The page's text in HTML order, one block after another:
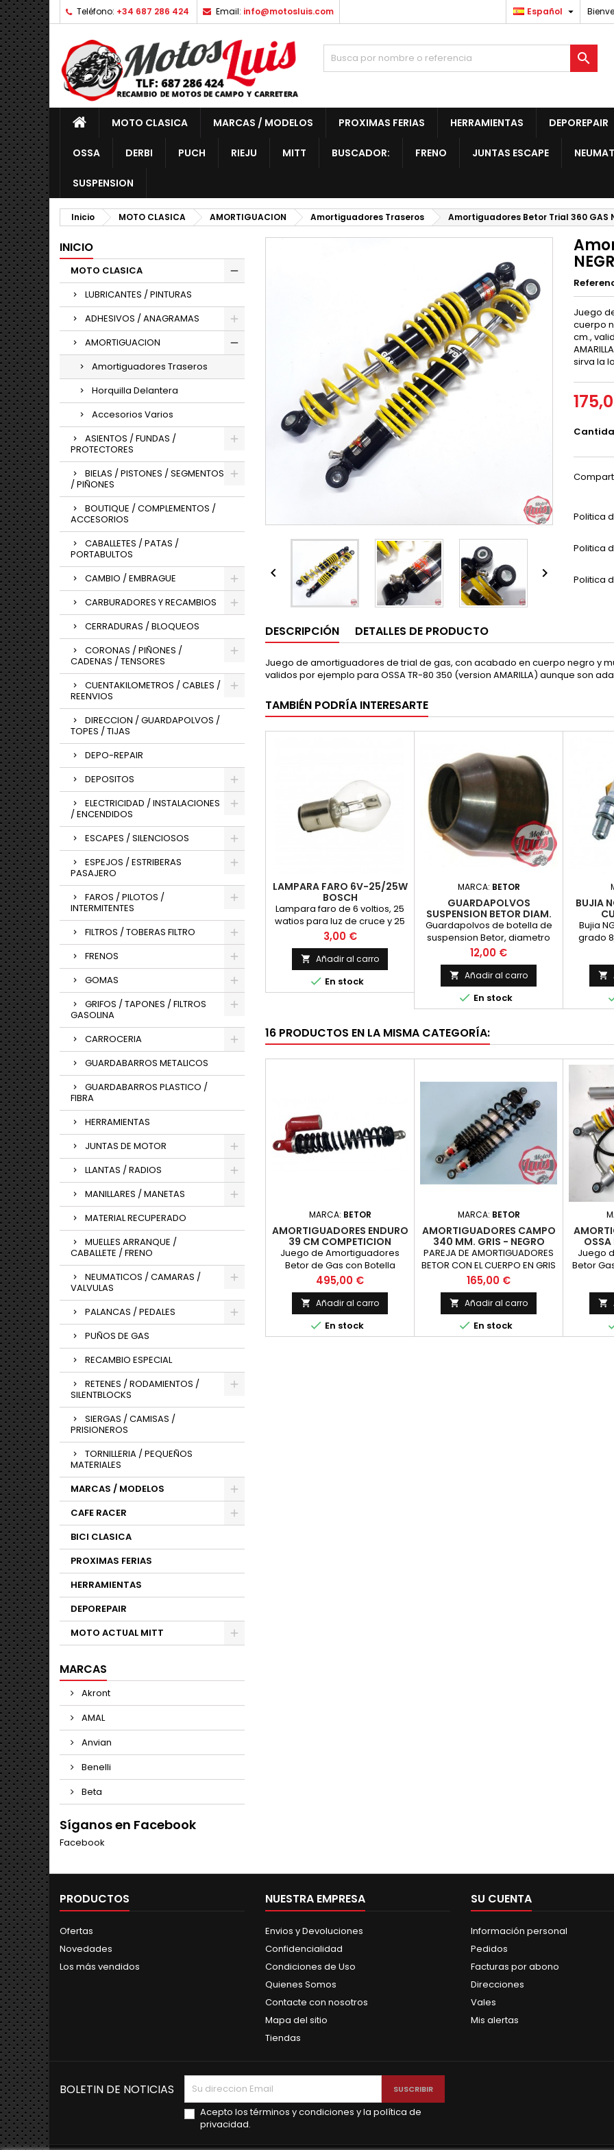
Teléfono: +34 687 286 424 Email: info@motosluis.com Español 

MOTO CLASICA MARCAS / MODELOS PROXIMAS FERIAS HERRAMIENTAS DEPOREPAIR
OSSA DERBI PUCH RIEJU MITT BUSCADOR: FRENO JUNTAS ESCAPE
SUSPENSION
Inicio MOTO CLASICA AMORTIGUACION Amortiguadores Traseros Amortiguadores Betor Trial 360 GAS
INICIO
MOTO CLASICA
LUBRICANTES / PINTURAS
ADHESIVOS / ANAGRAMAS
AMORTIGUACION
Amortiguadores Traseros
Horquilla Delantera
Accesorios Varios
ASIENTOS / FUNDAS /
PROTECTORES
BIELAS / PISTONES / SEGMENTOS
/ PIÑONES
BOUTIQUE / COMPLEMENTOS /
ACCESORIOS
CABALLETES / PATAS /
PORTABULTOS
CAMBIO / EMBRAGUE
CARBURADORES Y RECAMBIOS
CERRADURAS / BLOQUEOS
CORONAS / PIÑONES /
CADENAS / TENSORES
CUENTAKILOMETROS / CABLES /
REENVIOS
DIRECCION / GUARDAPOLVOS /
TOPES / TIJAS
DEPO-REPAIR
DEPOSITOS
ELECTRICIDAD / INSTALACIONES
/ ENCENDIDOS
ESCAPES / SILENCIOSOS
ESPEJOS / ESTRIBERAS
PASAJERO
FAROS / PILOTOS /
INTERMITENTES
FILTROS / TOBERAS FILTRO
FRENOS
GOMAS
GRIFOS / TAPONES / FILTROS
GASOLINA
CARROCERIA
GUARDABARROS METALICOS
GUARDABARROS PLASTICO /
FIBRA
HERRAMIENTAS
JUNTAS DE MOTOR
LLANTAS / RADIOS
MANILLARES / MANETAS
MATERIAL RECUPERADO
MUELLES ARRANQUE /
CABALLETE / FRENO
NEUMATICOS / CAMARAS /
VALVULAS
PALANCAS / PEDALES
PUÑOS DE GAS
RECAMBIO ESPECIAL
RETENES / RODAMIENTOS /
SILENTBLOCKS
SIERGAS / CAMISAS /
PRISIONEROS
TORNILLERIA / PEQUEÑOS
MATERIALES
MARCAS / MODELOS
CAFE RACER
BICI CLASICA
PROXIMAS FERIAS
HERRAMIENTAS
DEPOREPAIR
MOTO ACTUAL MITT
MARCAS
Akront
AMAL
Anvian
Benelli
Beta
 
Juego
cuerpo
cm.,
sirva la
Politica
Politica
Politica
DESCRIPCIÓN DETALLES DE PRODUCTO
Juego de amortiguadores de trial de gas, con acabado en cuerpo negro y
validos por ejemplo para OSSA TR-80 350 (version AMARILLA) aunque son
TAMBIÉN PODRÍA INTERESARTE
LAMPARA FARO 6V-25/25W
BOSCH
Lampara faro de 6 voltios, 25
watios para luz de cruce y 25
watios para largas. Casquillo
Bosch N
Precio
3,00 €
 Añadir al carro
 En stock
MARCA: BETOR
GUARDAPOLVOS
SUSPENSION BETOR DIAM.
35 (OSSA Y OTRAS)
Guardapolvos de botella de
suspension Betor, diametro
de barra 35 mm. Para varias
motos. UNA UNID
Precio
12,00 €
 Añadir al carro
 En stock
BUJIA
Bujia
grado

16 PRODUCTOS EN LA MISMA CATEGORÍA:
MARCA: BETOR
AMORTIGUADORES ENDURO
39 CM COMPETICION
REGULABLE
Juego de Amortiguadores
Betor de Gas con Botella
Paralela, cuerpo de aluminio y
regulador roscado con
contratuerca. Ideales para
competicion de clasicas. Con
doble muelle para una mayor
elasticidad. El precio es por
Precio
495,00 €
 Añadir al carro
 En stock
MARCA: BETOR
AMORTIGUADORES CAMPO
340 MM. GRIS - NEGRO
ALPINA BULTACO
PAREJA DE AMORTIGUADORES
BETOR CON EL CUERPO EN GRIS
METALIZADO Y EL MUELLE EN
COLOR NEGRO PARA C
Precio
165,00 €
 Añadir al carro
 En stock
OSSA
Juego
Betor

Síganos en Facebook
Facebook
PRODUCTOS
Ofertas
Novedades
Los más vendidos
NUESTRA EMPRESA
Envios y Devoluciones
Confidencialidad
Condiciones de Uso
Quienes Somos
Contacte con nosotros
Mapa del sitio
Tiendas
SU CUENTA
Información personal
Pedidos
Facturas por abono
Direcciones
Vales
Mis alertas
BOLETIN DE NOTICIAS
Acepto los términos y condiciones y la política de
privacidad.